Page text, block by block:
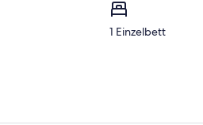
1 Einzelbett